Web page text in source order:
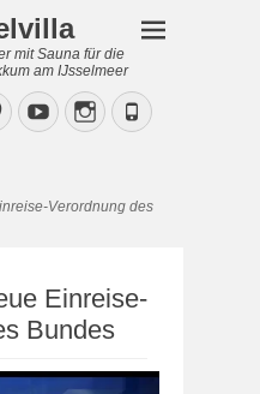
mit Sauna für die
am IJsselmeer
PinterestYouTubeInstagram
Phone
Verordnung des
Einreise-
Bundes